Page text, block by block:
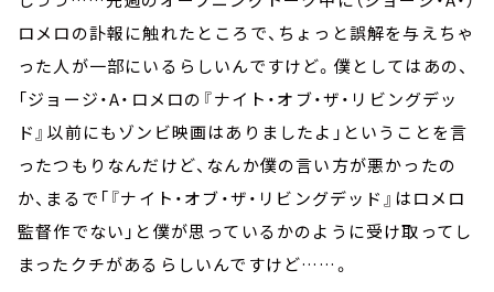
ロメロの訃報に触れたところで、ちょっと誤解を与えちゃ
った人が一部にいるらしいんですけど。僕としてはあの、
「ジョージ・A・ロメロの『ナイト・オブ・ザ・リビングデッ
ド』以前にもゾンビ映画はありましたよ」ということを言
ったつもりなんだけど、なんか僕の言い方が悪かったの
か、まるで「『ナイト・オブ・ザ・リビングデッド』はロメロ
監督作でない」と僕が思っているかのように受け取ってし
まったクチがあるらしいんですけど……。